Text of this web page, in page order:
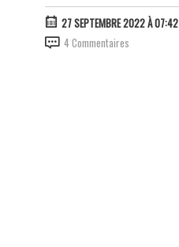
27 SEPTEMBRE 2022 À 07:42
4 Commentaires